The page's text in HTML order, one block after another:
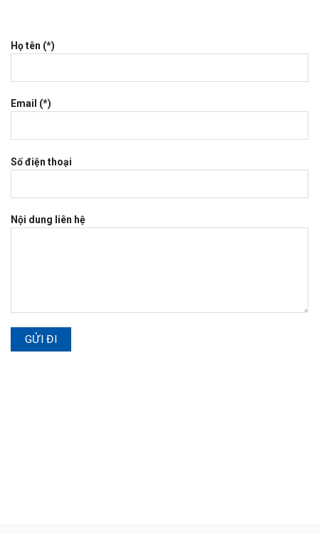
Họ tên (*)
Email (*)
Số điện thoại
Nội dung liên hệ